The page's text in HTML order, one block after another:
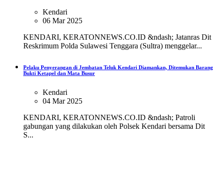
Kendari
06 Mar 2025
KENDARI, KERATONNEWS.CO.ID &ndash; Jatanras Dit
Reskrimum Polda Sulawesi Tenggara (Sultra) menggelar...
Pelaku Penyerangan di Jembatan Teluk Kendari Diamankan, Ditemukan Barang
Bukti Ketapel dan Mata Busur
Kendari
04 Mar 2025
KENDARI, KERATONNEWS.CO.ID &ndash; Patroli
gabungan yang dilakukan oleh Polsek Kendari bersama Dit
S...